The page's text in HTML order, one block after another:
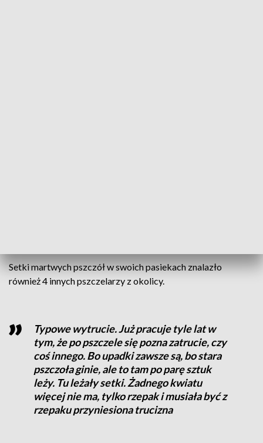
Setki martwych pszczół w swoich pasiekach znalazło
również 4 innych pszczelarzy z okolicy.
Typowe wytrucie. Już pracuje tyle lat w
tym, że po pszczele się pozna zatrucie, czy
coś innego. Bo upadki zawsze są, bo stara
pszczoła ginie, ale to tam po parę sztuk
leży. Tu leżały setki. Żadnego kwiatu
więcej nie ma, tylko rzepak i musiała być z
rzepaku przyniesiona trucizna